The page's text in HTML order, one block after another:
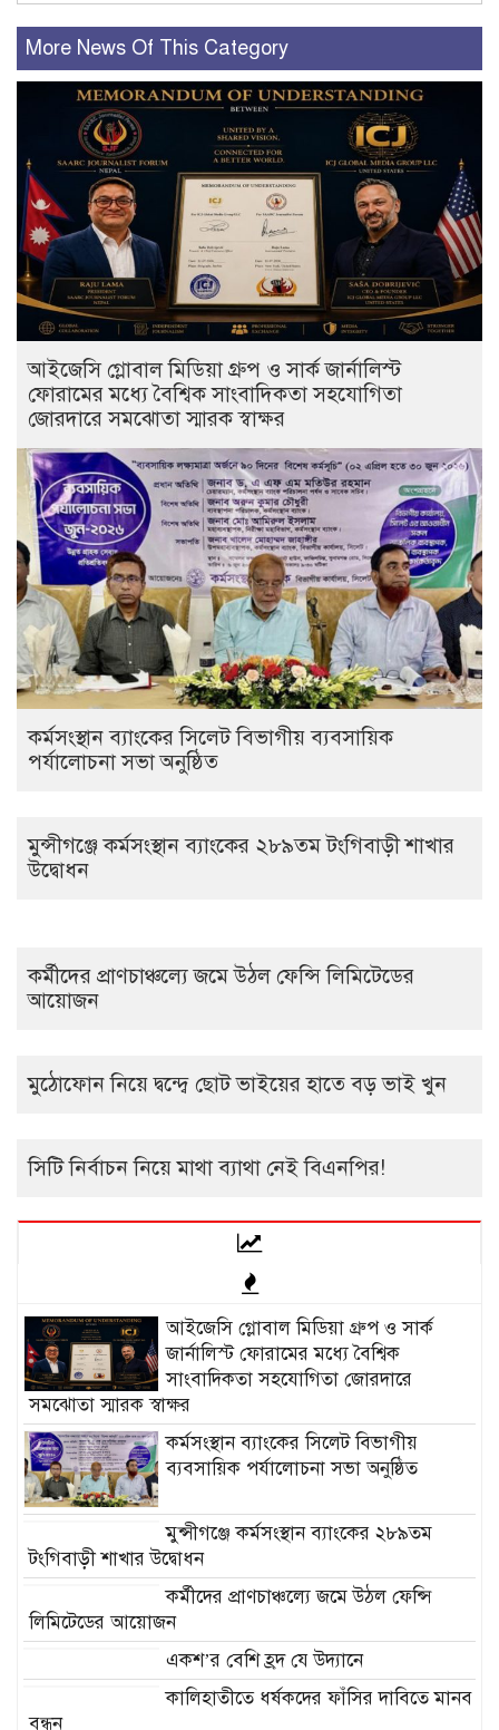
More News Of This Category
আইজেসি গ্লোবাল মিডিয়া গ্রুপ ও সার্ক জার্নালিস্ট
ফোরামের মধ্যে বৈশ্বিক সাংবাদিকতা সহযোগিতা
জোরদারে সমঝোতা স্মারক স্বাক্ষর
কর্মসংস্থান ব্যাংকের সিলেট বিভাগীয় ব্যবসায়িক
পর্যালোচনা সভা অনুষ্ঠিত
মুন্সীগঞ্জে কর্মসংস্থান ব্যাংকের ২৮৯তম টংগিবাড়ী শাখার
উদ্বোধন
কর্মীদের প্রাণচাঞ্চল্যে জমে উঠল ফেন্সি লিমিটেডের
আয়োজন
মুঠোফোন নিয়ে দ্বন্দ্বে ছোট ভাইয়ের হাতে বড় ভাই খুন
সিটি নির্বাচন নিয়ে মাথা ব্যাথা নেই বিএনপির!
আইজেসি গ্লোবাল মিডিয়া গ্রুপ ও সার্ক
জার্নালিস্ট ফোরামের মধ্যে বৈশ্বিক
সাংবাদিকতা সহযোগিতা জোরদারে
সমঝোতা স্মারক স্বাক্ষর
কর্মসংস্থান ব্যাংকের সিলেট বিভাগীয়
ব্যবসায়িক পর্যালোচনা সভা অনুষ্ঠিত
মুন্সীগঞ্জে কর্মসংস্থান ব্যাংকের ২৮৯তম
টংগিবাড়ী শাখার উদ্বোধন
কর্মীদের প্রাণচাঞ্চল্যে জমে উঠল ফেন্সি
লিমিটেডের আয়োজন
একশ’র বেশি হ্রদ যে উদ্যানে
কালিহাতীতে ধর্ষকদের ফাঁসির দাবিতে মানব
বন্ধন